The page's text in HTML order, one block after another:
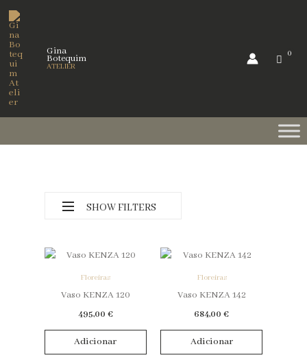
content
Gina
Botequim
ATELIER
SHOW FILTERS
Categorias
Floreiras
Vaso KENZA 120
495,00 €
Adicionar
Floreiras
Vaso KENZA 142
684,00€
Adicionar